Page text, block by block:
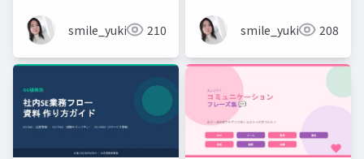
smile_yukiko_it210 smile_yukiko_it208